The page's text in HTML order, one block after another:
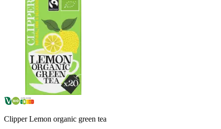
Clipper Lemon organic green tea